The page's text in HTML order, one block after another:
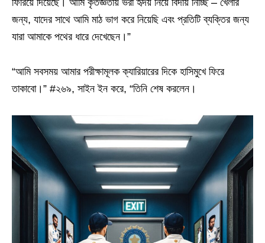
ফিরিয়ে দিয়েছে। আমি কৃতজ্ঞতায় ভরা হৃদয় নিয়ে বিদায় নিচ্ছি – খেলার
জন্য, যাদের সাথে আমি মাঠ ভাগ করে নিয়েছি এবং প্রতিটি ব্যক্তির জন্য
যারা আমাকে পথের ধারে দেখেছেন।”
“আমি সবসময় আমার পরীক্ষামূলক ক্যারিয়ারের দিকে হাসিমুখে ফিরে
তাকাবো।” #২৬৯, সাইন ইন করে, “তিনি শেষ করলেন।